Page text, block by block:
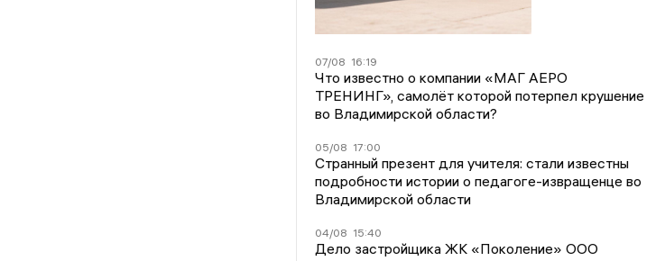
07/08 16:19
Что известно о компании «МАГ АЕРО
ТРЕНИНГ», самолёт которой потерпел крушение
во Владимирской области?
05/08 17:00
Странный презент для учителя: стали известны
подробности истории о педагоге-извращенце во
Владимирской области
04/08 15:40
Дело застройщика ЖК «Поколение» ООО